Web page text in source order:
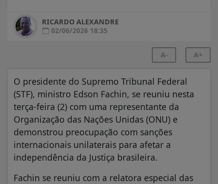
RICARDO ALEXANDRE
02/06/2026 18:35
A- A+
O presidente do Supremo Tribunal Federal
(STF), ministro Edson Fachin, se reuniu nesta
terça-feira (2) com uma representante da
Organização das Nações Unidas (ONU) e
demonstrou preocupação com sanções
internacionais unilaterais para afetar a
independência da Justiça brasileira.
Fachin se reuniu com a relatora especial das